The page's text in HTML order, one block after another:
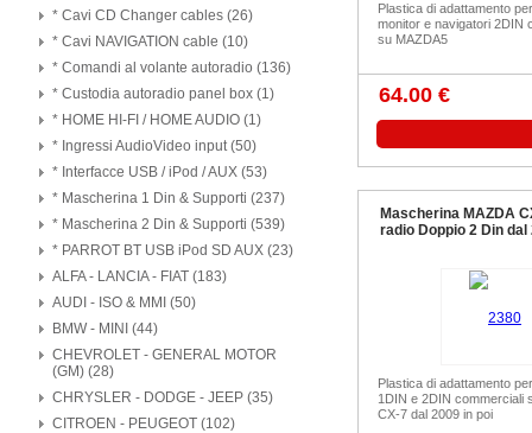
* Cavi CD Changer cables (26)
* Cavi NAVIGATION cable (10)
* Comandi al volante autoradio (136)
* Custodia autoradio panel box (1)
* HOME HI-FI / HOME AUDIO (1)
* Ingressi AudioVideo input (50)
* Interfacce USB / iPod / AUX (53)
* Mascherina 1 Din & Supporti (237)
* Mascherina 2 Din & Supporti (539)
* PARROT BT USB iPod SD AUX (23)
ALFA - LANCIA - FIAT (183)
AUDI - ISO & MMI (50)
BMW - MINI (44)
CHEVROLET - GENERAL MOTOR
(GM) (28)
CHRYSLER - DODGE - JEEP (35)
CITROEN - PEUGEOT (102)
Plastica di adattamento
monitor e navigatori 2DIN
su MAZDA5
64.00 €
Mascherina MAZDA
radio Doppio 2 Din dal
Plastica di adattamento
1DIN e 2DIN commerciali
CX-7 dal 2009 in poi